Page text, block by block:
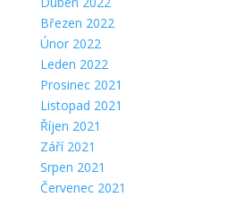
Březen 2022
Únor 2022
Leden 2022
Prosinec 2021
Listopad 2021
Říjen 2021
Září 2021
Srpen 2021
Červenec 2021